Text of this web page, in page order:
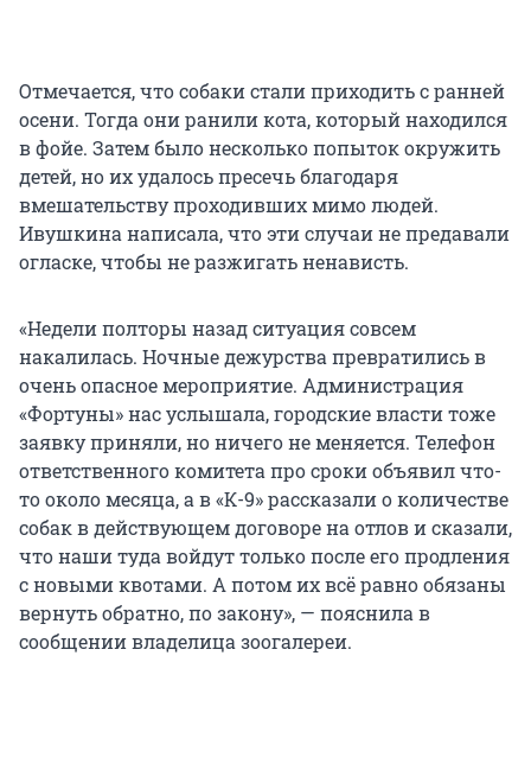
Отмечается, что собаки стали приходить с ранней
осени. Тогда они ранили кота, который находился
в фойе. Затем было несколько попыток окружить
детей, но их удалось пресечь благодаря
вмешательству проходивших мимо людей.
Ивушкина написала, что эти случаи не предавали
огласке, чтобы не разжигать ненависть.
«Недели полторы назад ситуация совсем
накалилась. Ночные дежурства превратились в
очень опасное мероприятие. Администрация
«Фортуны» нас услышала, городские власти тоже
заявку приняли, но ничего не меняется. Телефон
ответственного комитета про сроки объявил что-
то около месяца, а в «К-9» рассказали о количестве
собак в действующем договоре на отлов и сказали,
что наши туда войдут только после его продления
с новыми квотами. А потом их всё равно обязаны
вернуть обратно, по закону», — пояснила в
сообщении владелица зоогалереи.